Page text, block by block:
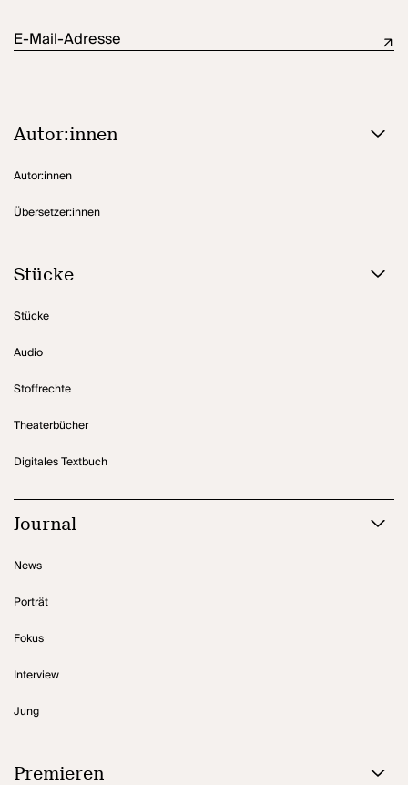
E-Mail-Adresse
Autor:innen
Autor:innen
Übersetzer:innen
Stücke
Stücke
Audio
Stoffrechte
Theaterbücher
Digitales Textbuch
Journal
News
Porträt
Fokus
Interview
Jung
Premieren